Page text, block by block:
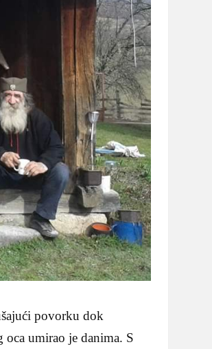
povorku dok
umirao je danima. S